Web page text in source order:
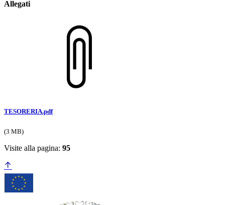
Allegati
TESORERIA.pdf
(3 MB)
Visite alla pagina: 95